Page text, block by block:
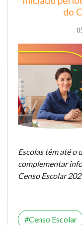
do
Escolas têm até o
complementar
Censo Escolar
Censo Escolar